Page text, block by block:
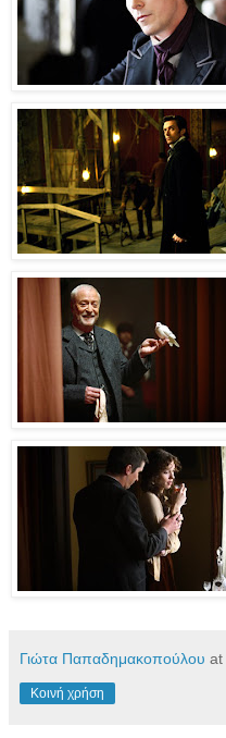
Γιώτα Παπαδημακοπούλου at
Κοινή χρήση